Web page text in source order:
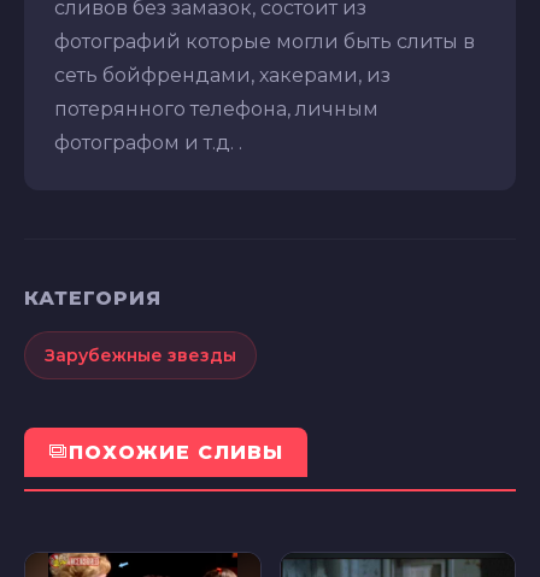
сливов без замазок, состоит из
фотографий которые могли быть слиты в
сеть бойфрендами, хакерами, из
потерянного телефона, личным
фотографом и т.д. .
КАТЕГОРИЯ
Зарубежные звезды
ПОХОЖИЕ СЛИВЫ